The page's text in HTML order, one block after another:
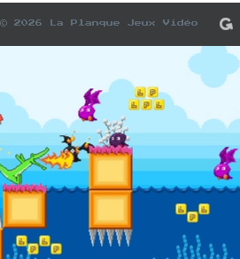
2026 La Planque Jeux Vidéo